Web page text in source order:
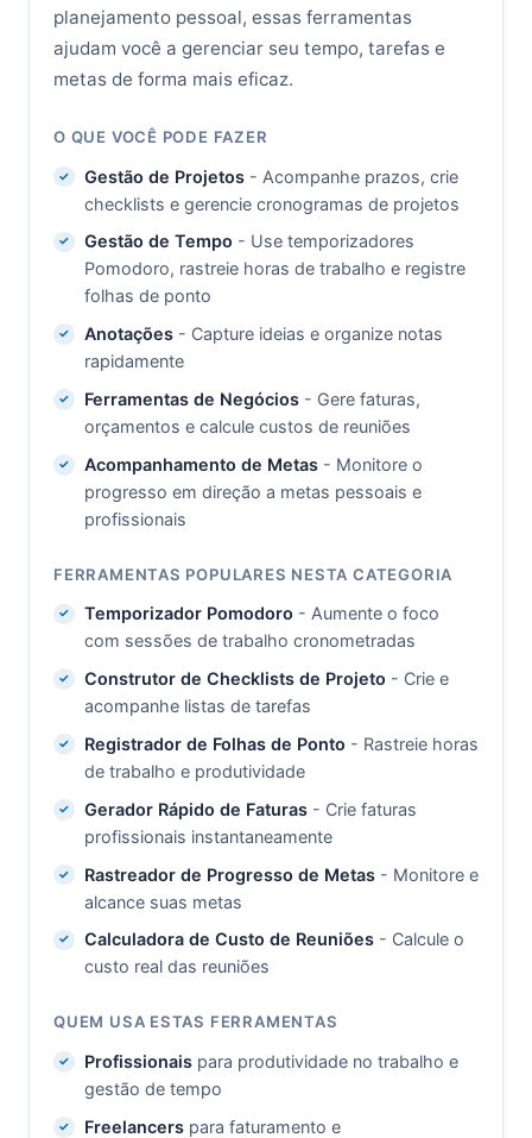
planejamento pessoal, essas ferramentas
ajudam você a gerenciar seu tempo, tarefas e
metas de forma mais eficaz.
O QUE VOCÊ PODE FAZER
Gestão de Projetos- Acompanhe prazos, crie
checklists e gerencie cronogramas de projetos
Gestão de Tempo - Use temporizadores
Pomodoro, rastreie horas de trabalho e registre
folhas de ponto
Anotações- Capture ideias e organize notas
rapidamente
Ferramentas de Negócios- Gere faturas,
orçamentos e calcule custos de reuniões
Acompanhamento de Metas- Monitore o
progresso em direção a metas pessoais e
profissionais
FERRAMENTAS POPULARES NESTA CATEGORIA
Temporizador Pomodoro - Aumente o foco
com sessões de trabalho cronometradas
Construtor de Checklists de Projeto - Crie e
acompanhe listas de tarefas
Registrador de Folhas de Ponto - Rastreie horas
de trabalho e produtividade
Gerador Rápido de Faturas- Crie faturas
profissionais instantaneamente
Rastreador de Progresso de Metas- Monitore e
alcance suas metas
Calculadora de Custo de Reuniões- Calcule o
custo real das reuniões
QUEM USA ESTAS FERRAMENTAS
Profissionaispara produtividade no trabalho e
gestão de tempo
Freelancerspara faturamento e